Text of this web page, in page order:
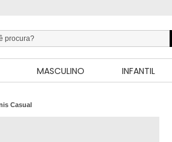
MASCULINO INFANTIL
Casual